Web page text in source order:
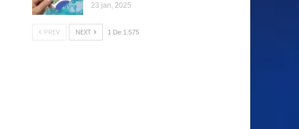
23 jan, 2025
PREV NEXT 1 De 1.575